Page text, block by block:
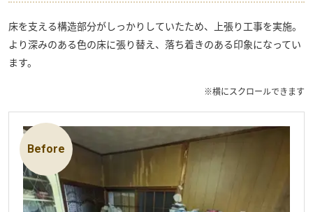
床を支える構造部分がしっかりしていたため、上張り工事を実施。
より深みのある色の床に張り替え、落ち着きのある印象になってい
ます。
※横にスクロールできます